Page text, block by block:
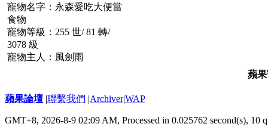
寵物名字：永森愛吃大便當
食物
寵物等級：255 世/ 81 轉/
3078 級
寵物主人：風劍雨
蘋
蘋果論壇 |聯繫我們 |Archiver|WAP
GMT+8, 2026-8-9 02:09 AM, Processed in 0.025762 second(s), 10